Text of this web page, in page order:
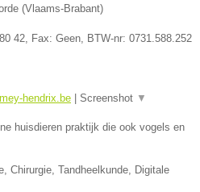
(Vlaams-Brabant)
42 , Fax: Geen , BTW-nr: 0731.588.252
hendrix.be | Screenshot ▼
huisdieren praktijk die ook vogels en
Chirurgie, Tandheelkunde, Digitale